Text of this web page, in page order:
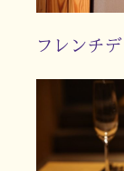
フレンチ